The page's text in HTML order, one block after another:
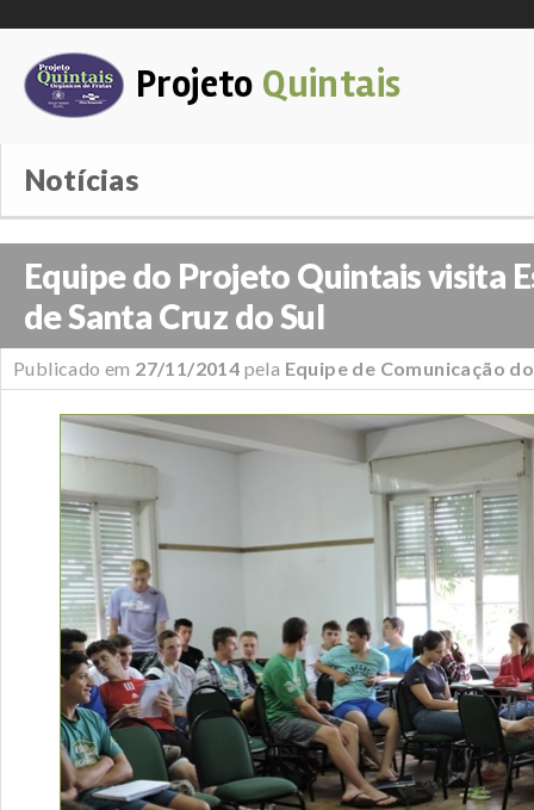
Projeto Quintais
Notícias
Equipe do Projeto Quintais visita
de Santa Cruz do Sul
Publicado em 27/11/2014 pela Equipe de Comunicação